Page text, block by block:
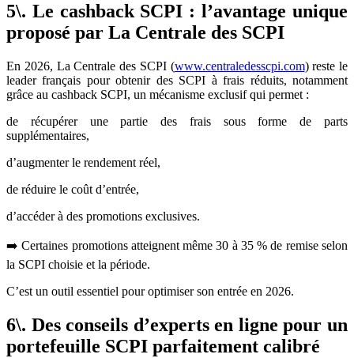
5\. Le cashback SCPI : l’avantage unique
proposé par La Centrale des SCPI
En 2026, La Centrale des SCPI (www.centraledesscpi.com) reste le
leader français pour obtenir des SCPI à frais réduits, notamment
grâce au cashback SCPI, un mécanisme exclusif qui permet :
de récupérer une partie des frais sous forme de parts
supplémentaires,
d’augmenter le rendement réel,
de réduire le coût d’entrée,
d’accéder à des promotions exclusives.
➡️ Certaines promotions atteignent même 30 à 35 % de remise selon
la SCPI choisie et la période.
C’est un outil essentiel pour optimiser son entrée en 2026.
6\. Des conseils d’experts en ligne pour un
portefeuille SCPI parfaitement calibré